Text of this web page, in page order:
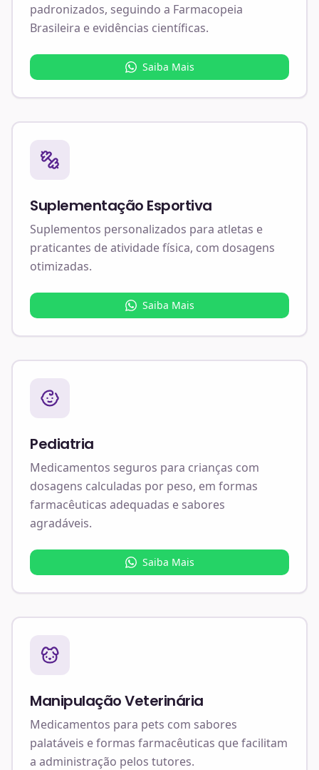
padronizados, seguindo a Farmacopeia
Brasileira e evidências científicas.
Saiba Mais
Suplementação Esportiva
Suplementos personalizados para atletas e
praticantes de atividade física, com dosagens
otimizadas.
Saiba Mais
Pediatria
Medicamentos seguros para crianças com
dosagens calculadas por peso, em formas
farmacêuticas adequadas e sabores
agradáveis.
Saiba Mais
Manipulação Veterinária
Medicamentos para pets com sabores
palatáveis e formas farmacêuticas que facilitam
a administração pelos tutores.